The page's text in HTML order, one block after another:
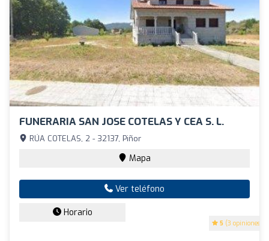
FUNERARIA SAN JOSE COTELAS Y CEA S. L.
5 (3 opiniones)
RÚA COTELAS, 2 - 32137, Piñor
Mapa
Ver teléfono
Horario